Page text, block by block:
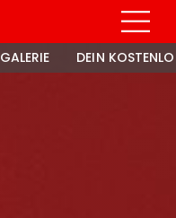
GALERIE DEIN